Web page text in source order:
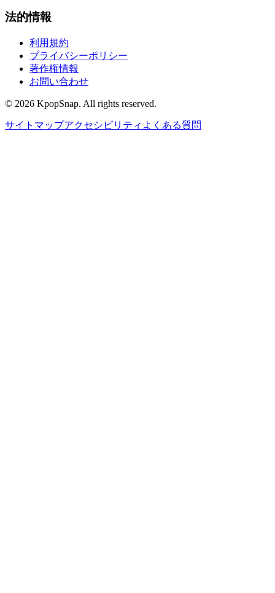
法的情報
利用規約
プライバシーポリシー
著作権情報
お問い合わせ
© 2026 KpopSnap. All rights reserved.
サイトマップアクセシビリティ よくある質問